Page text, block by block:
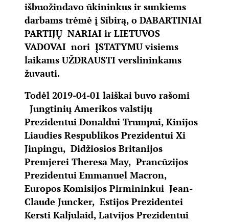
išbuožindavo ūkininkus ir sunkiems
darbams trėmė į Sibirą, o DABARTINIAI
PARTIJŲ NARIAI ir LIETUVOS
VADOVAI nori ĮSTATYMU visiems
laikams UŽDRAUSTI verslininkams
žuvauti.
Todėl 2019-04-01 laiškai buvo rašomi
Jungtinių Amerikos valstijų
Prezidentui Donaldui Trumpui, Kinijos
Liaudies Respublikos Prezidentui Xi
Jinpingu, Didžiosios Britanijos
Premjerei Theresa May, Prancūzijos
Prezidentui Emmanuel Macron,
Europos Komisijos Pirmininkui Jean-
Claude Juncker, Estijos Prezidentei
Kersti Kaljulaid, Latvijos Prezidentui